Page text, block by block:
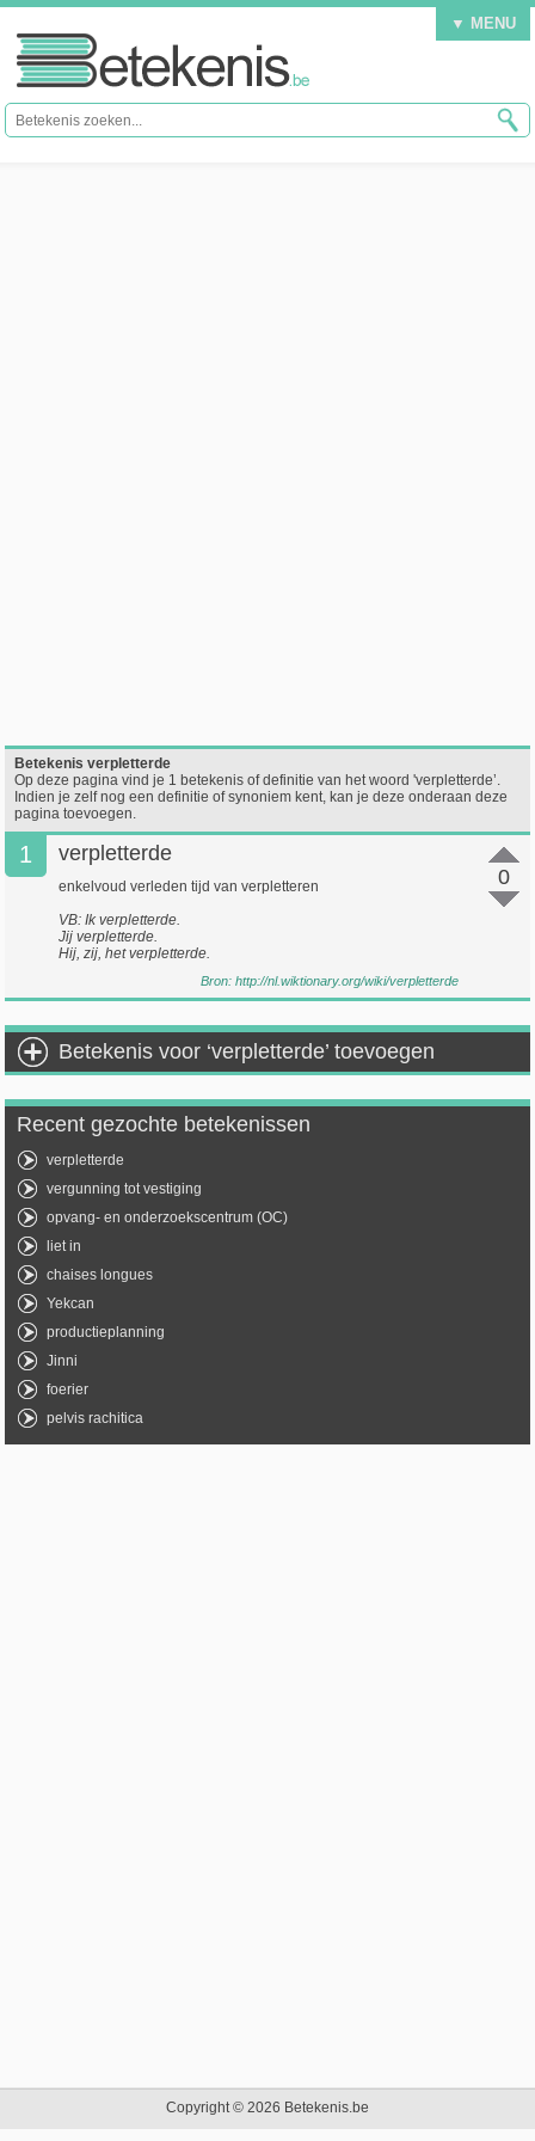
▼ MENU
Betekenis verpletterde
Op deze pagina vind je 1 betekenis of definitie van het woord 'verpletterde’.
Indien je zelf nog een definitie of synoniem kent, kan je deze onderaan deze
pagina toevoegen.
1
0
verpletterde
enkelvoud verleden tijd van verpletteren
VB: Ik verpletterde.
Jij verpletterde.
Hij, zij, het verpletterde.
Bron: http://nl.wiktionary.org/wiki/verpletterde
Betekenis voor ‘verpletterde’ toevoegen
Recent gezochte betekenissen
verpletterde
vergunning tot vestiging
opvang- en onderzoekscentrum (OC)
liet in
chaises longues
Yekcan
productieplanning
Jinni
foerier
pelvis rachitica
Copyright © 2026 Betekenis.be